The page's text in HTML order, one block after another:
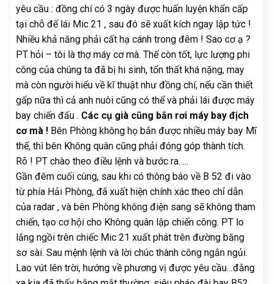
yêu cầu : đồng chí có 3 ngày được huấn luyện khẩn cấp
tại chỗ để lái Mic 21 , sau đó sẽ xuất kích ngay lập tức !
Nhiều khả năng phải cất hạ cánh trong đêm ! Sao cơ ạ ?
PT hỏi – tôi là thợ máy cơ mà. Thế còn tốt, lực lượng phi
công của chúng ta đã bị hi sinh, tổn thất khá nặng, may
mà còn người hiểu về kĩ thuật như đồng chí, nếu cần thiết
gấp nữa thì cả anh nuôi cũng có thể và phải lái được máy
bay chiến đấu . Các cụ già cũng bắn rơi máy bay địch
cơ mà ! Bên Phòng không họ bắn được nhiều máy bay Mĩ
thế, thì bên Không quân cũng phải đóng góp thành tích.
Rõ ! PT chào theo điều lệnh và bước ra…..
Gần đêm cuối cùng, sau khi có thông báo về B 52 đi vào
từ phía Hải Phòng, đã xuất hiện chính xác theo chỉ dẫn
của radar , và bên Phòng không điện sang sẽ không tham
chiến, tạo cơ hội cho Không quân lập chiến công. PT lo
lắng ngồi trên chiếc Mic 21 xuất phát trên đường băng
sơ sài. Sau mệnh lệnh và lời chúc thành công ngắn ngủi.
Lao vút lên trời, hướng về phương vị được yêu cầu…đằng